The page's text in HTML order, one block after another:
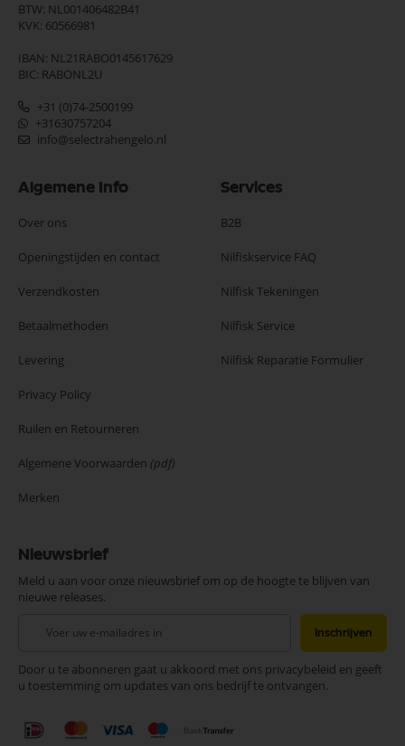
BTW: NL001406482B41
KVK: 60566981
IBAN: NL21RABO0145617629
BIC: RABONL2U
+31 (0)74-2500199
+31630757204
info@selectrahengelo.nl
Algemene Info
Over ons
Openingstijden en contact
Verzendkosten
Betaalmethoden
Levering
Privacy Policy
Ruilen en Retourneren
Algemene Voorwaarden (pdf)
Merken
Services
B2B
Nilfiskservice FAQ
Nilfisk Tekeningen
Nilfisk Service
Nilfisk Reparatie Formulier
Nieuwsbrief
Meld u aan voor onze nieuwsbrief om op de hoogte te blijven van
nieuwe releases.
onze
nieuwsbrief
Inschrijven
Door u te abonneren gaat u akkoord met ons privacybeleid en geeft
u toestemming om updates van ons bedrijf te ontvangen.